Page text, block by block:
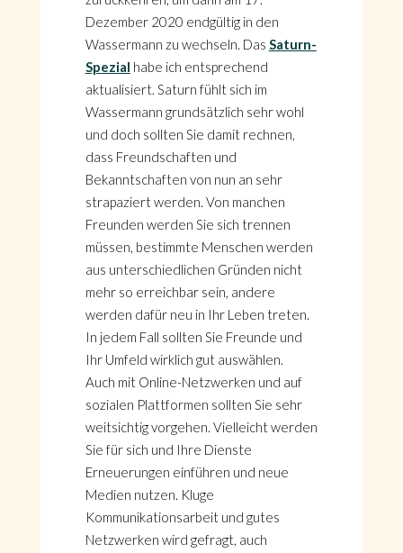
Dezember 2020 endgültig in den
Wassermann zu wechseln. Das Saturn-
Spezial habe ich entsprechend
aktualisiert. Saturn fühlt sich im
Wassermann grundsätzlich sehr wohl
und doch sollten Sie damit rechnen,
dass Freundschaften und
Bekanntschaften von nun an sehr
strapaziert werden. Von manchen
Freunden werden Sie sich trennen
müssen, bestimmte Menschen werden
aus unterschiedlichen Gründen nicht
mehr so erreichbar sein, andere
werden dafür neu in Ihr Leben treten.
In jedem Fall sollten Sie Freunde und
Ihr Umfeld wirklich gut auswählen.
Auch mit Online-Netzwerken und auf
sozialen Plattformen sollten Sie sehr
weitsichtig vorgehen. Vielleicht werden
Sie für sich und Ihre Dienste
Erneuerungen einführen und neue
Medien nutzen. Kluge
Kommunikationsarbeit und gutes
Netzwerken wird gefragt, auch